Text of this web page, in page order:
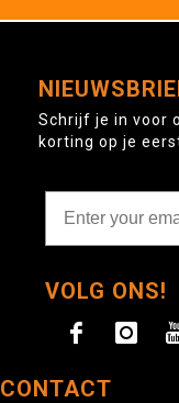
Schrijf je in voor
korting op je
VOLG ONS!
CONTACT